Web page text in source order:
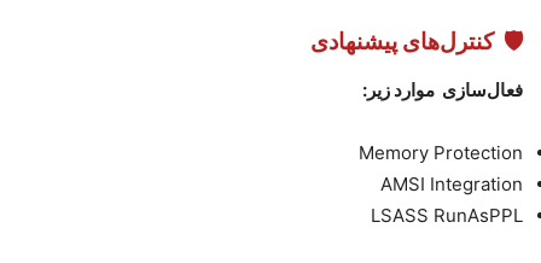
🛡 کنترل‌های پیشنهادی
فعال‌سازی موارد زیر :
Memory Protection
AMSI Integration
LSASS RunAsPPL